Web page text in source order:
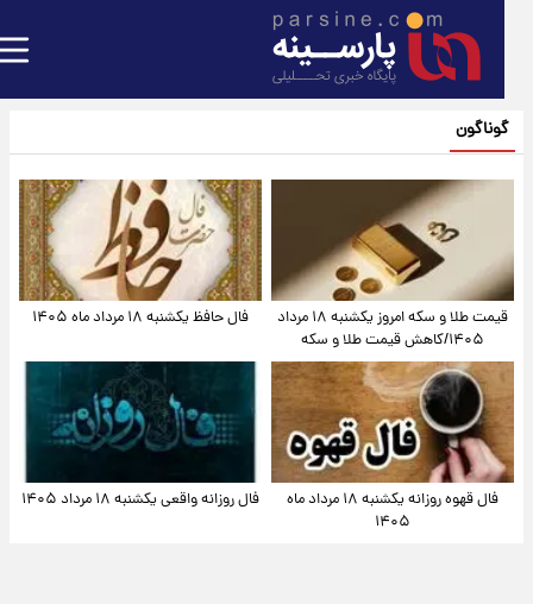
گوناگون
قیمت طلا و سکه امروز یکشنبه ۱۸ مرداد
۱۴۰۵/کاهش قیمت طلا و سکه
فال حافظ یکشنبه ۱۸ مرداد ماه ۱۴۰۵
فال قهوه روزانه یکشنبه ۱۸ مرداد ماه
۱۴۰۵
فال روزانه واقعی یکشنبه ۱۸ مرداد ۱۴۰۵